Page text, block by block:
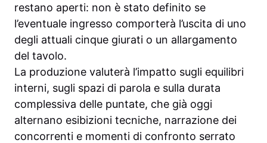
restano aperti: non è stato definito se
l’eventuale ingresso comporterà l’uscita di uno
degli attuali cinque giurati o un allargamento
del tavolo.
La produzione valuterà l’impatto sugli equilibri
interni, sugli spazi di parola e sulla durata
complessiva delle puntate, che già oggi
alternano esibizioni tecniche, narrazione dei
concorrenti e momenti di confronto serrato